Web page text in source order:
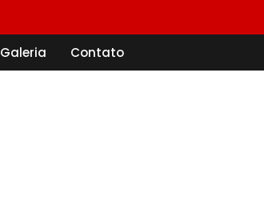
Galeria Contato